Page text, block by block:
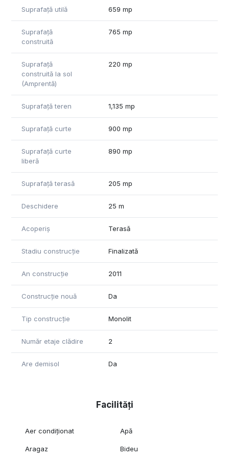
pardoseala, panouri fotovoltaice, sistem de irigare
vacuum cleaner pe nivel, curent trifazic.
Vă stau cu drag la dispoziție pentru mai multe informații.
Suprafață utilă 659 mp
Suprafață
construită
765 mp
Suprafață
construită la sol
(Amprentă)
220 mp
Suprafață teren 1,135 mp
Suprafață curte 900 mp
Suprafață curte
liberă
890 mp
Suprafață terasă 205 mp
Deschidere 25 m
Acoperiș Terasă
Stadiu construcție Finalizată
An construcție 2011
Construcție nouă Da
Tip construcție Monolit
Număr etaje clădire 2
Are demisol Da
Facilități
Aer condiționat Apă
Aragaz Bideu